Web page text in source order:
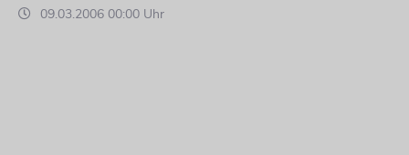
09.03.2006 00:00 Uhr